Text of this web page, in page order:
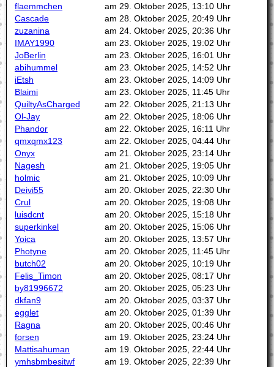
flaemmchen
am 29. Oktober 2025, 13:10 Uhr
Cascade
am 28. Oktober 2025, 20:49 Uhr
zuzanina
am 24. Oktober 2025, 20:36 Uhr
IMAY1990
am 23. Oktober 2025, 19:02 Uhr
JoBerlin
am 23. Oktober 2025, 16:01 Uhr
abihummel
am 23. Oktober 2025, 14:52 Uhr
iEtsh
am 23. Oktober 2025, 14:09 Uhr
Blaimi
am 23. Oktober 2025, 11:45 Uhr
QuiltyAsCharged
am 22. Oktober 2025, 21:13 Uhr
Ol-Jay
am 22. Oktober 2025, 18:06 Uhr
Phandor
am 22. Oktober 2025, 16:11 Uhr
qmxqmx123
am 22. Oktober 2025, 04:44 Uhr
Onyx
am 21. Oktober 2025, 23:14 Uhr
Nagesh
am 21. Oktober 2025, 19:05 Uhr
holmic
am 21. Oktober 2025, 10:09 Uhr
Deivi55
am 20. Oktober 2025, 22:30 Uhr
Crul
am 20. Oktober 2025, 19:08 Uhr
luisdcnt
am 20. Oktober 2025, 15:18 Uhr
superkinkel
am 20. Oktober 2025, 15:06 Uhr
Yoica
am 20. Oktober 2025, 13:57 Uhr
Photyne
am 20. Oktober 2025, 11:45 Uhr
butch02
am 20. Oktober 2025, 10:19 Uhr
Felis_Timon
am 20. Oktober 2025, 08:17 Uhr
by81996672
am 20. Oktober 2025, 05:23 Uhr
dkfan9
am 20. Oktober 2025, 03:37 Uhr
egglet
am 20. Oktober 2025, 01:39 Uhr
Ragna
am 20. Oktober 2025, 00:46 Uhr
forsen
am 19. Oktober 2025, 23:24 Uhr
Mattisahuman
am 19. Oktober 2025, 22:44 Uhr
ymhsbmbesitwf
am 19. Oktober 2025, 22:39 Uhr